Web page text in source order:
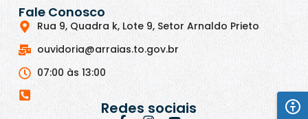
Fale Conosco
Rua 9, Quadra k, Lote 9, Setor Arnaldo Prieto
ouvidoria@arraias.to.gov.br
07:00 às 13:00
Redes sociais